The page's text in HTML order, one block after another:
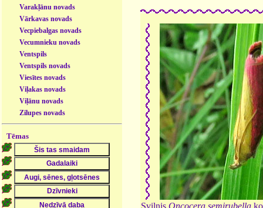
Varakļānu novads
Vārkavas novads
Vecpiebalgas novads
Vecumnieku novads
Ventspils
Ventspils novads
Viesītes novads
Viļakas novads
Viļānu novads
Zilupes novads
Tēmas